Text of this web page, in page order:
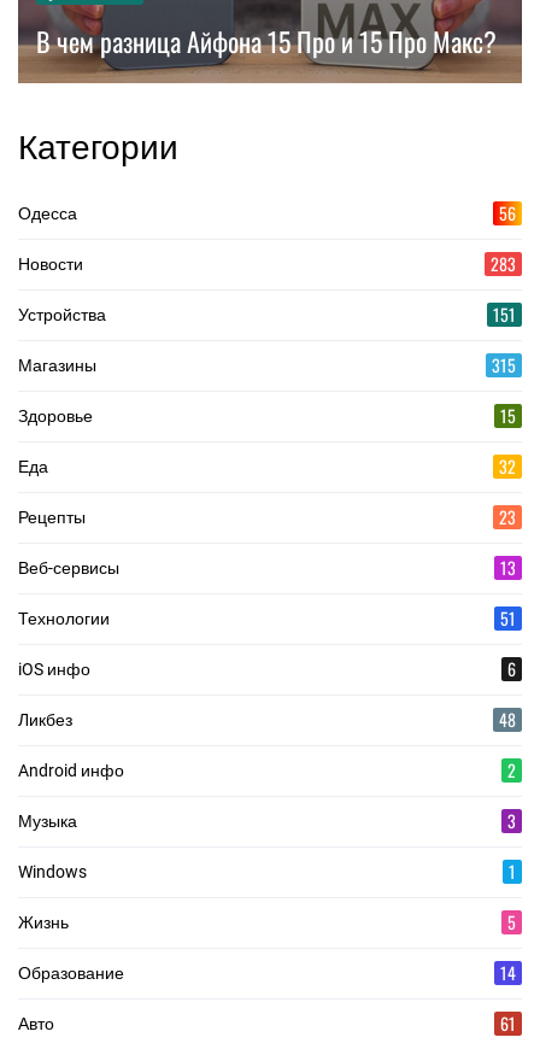
В чем разница Айфона 15 Про и 15 Про Макс?
Категории
Одесса 56
Новости 283
Устройства 151
Магазины 315
Здоровье 15
Еда 32
Рецепты 23
Веб-сервисы 13
Технологии 51
iOS инфо 6
Ликбез 48
Android инфо 2
Музыка 3
Windows 1
Жизнь 5
Образование 14
Авто 61